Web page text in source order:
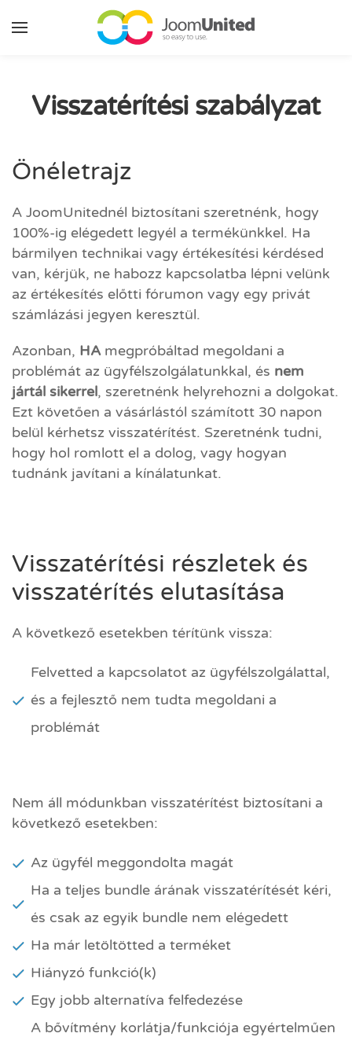
Ugrás a fő tartalomhoz
Visszatérítési szabályzat
Önéletrajz
A JoomUnitednél biztosítani szeretnénk, hogy
100%-ig elégedett legyél a termékünkkel. Ha
bármilyen technikai vagy értékesítési kérdésed
van, kérjük, ne habozz kapcsolatba lépni velünk
az értékesítés előtti fórumon vagy egy privát
számlázási jegyen keresztül.
Azonban, HAmegpróbáltad megoldani a
problémát az ügyfélszolgálatunkkal, és nem
jártál sikerrel, szeretnénk helyrehozni a dolgokat.
Ezt követően a vásárlástól számított 30 napon
belül kérhetsz visszatérítést. Szeretnénk tudni,
hogy hol romlott el a dolog, vagy hogyan
tudnánk javítani a kínálatunkat.
Visszatérítési részletek és
visszatérítés elutasítása
A következő esetekben térítünk vissza:
Felvetted a kapcsolatot az ügyfélszolgálattal,
és a fejlesztő nem tudta megoldani a
problémát
Nem áll módunkban visszatérítést biztosítani a
következő esetekben:
Az ügyfél meggondolta magát
Ha a teljes bundle árának visszatérítését kéri,
és csak az egyik bundle nem elégedett
Ha már letöltötted a terméket
Hiányzó funkció(k)
Egy jobb alternatíva felfedezése
A bővítmény korlátja/funkciója egyértelműen